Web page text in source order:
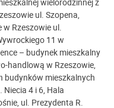
ul. Szopena,
Rzeszowie ul.
11 w
– budynek mieszkalny
handlową w Rzeszowie,
budynków mieszkalnych
4 i 6, Hala
ul. Prezydenta R.